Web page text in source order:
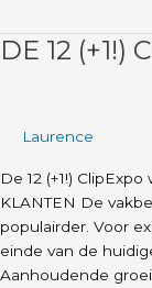
DE 12 (+1!)
Laurence
De 12 (+1!)
KLANTEN De
populairder. Voor
einde van de
Aanhoudende
De
werkt!